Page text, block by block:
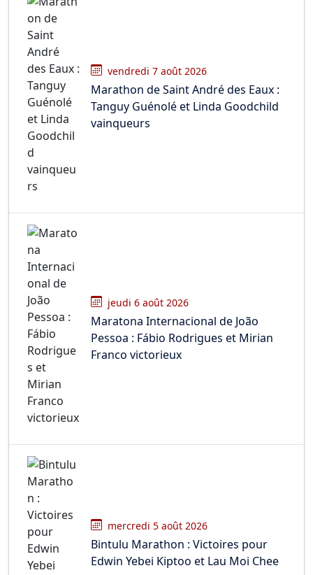
vendredi 7 août 2026
Marathon de Saint André des Eaux :
Tanguy Guénolé et Linda Goodchild
vainqueurs
jeudi 6 août 2026
Maratona Internacional de João
Pessoa : Fábio Rodrigues et Mirian
Franco victorieux
mercredi 5 août 2026
Bintulu Marathon : Victoires pour
Edwin Yebei Kiptoo et Lau Moi Chee